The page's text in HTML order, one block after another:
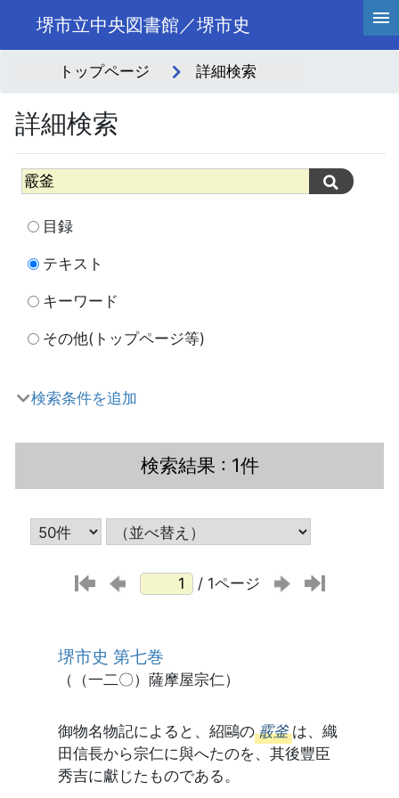
堺市立中央図書館／堺市史
トップページ 詳細検索
詳細検索
目録
テキスト
キーワード
その他(トップページ等)
検索条件を追加
検索結果 : 1件
/ 1ページ
堺市史 第七巻
（（一二〇）薩摩屋宗仁）
御物名物記によると、紹鷗の 霰釜 は、織
田信長から宗仁に與へたのを、其後豐臣
秀吉に獻じたものである。